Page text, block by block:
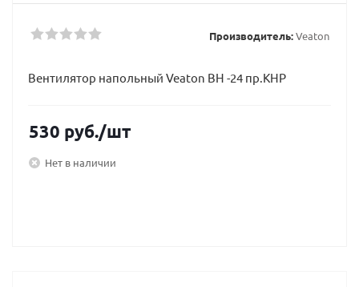
Производитель:Veaton
Вентилятор напольный Veaton ВН -24 пр.КНР
530 руб./шт
Нет в наличии